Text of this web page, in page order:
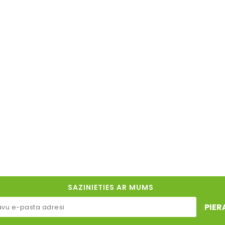
SAZINIETIES AR MUMS